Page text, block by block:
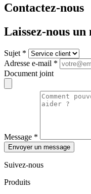
Contactez-nous
Laissez-nous un
Sujet *
Adresse e-mail *
Document joint
Message *
Envoyer un message
Suivez-nous
Produits